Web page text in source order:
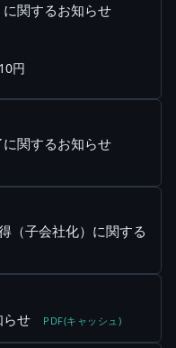
関するお知らせ
円
関するお知らせ
（子会社化）に関する
らせ PDF(キャッシュ)